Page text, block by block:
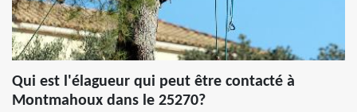
Qui est l'élagueur qui peut être contacté à
Montmahoux dans le 25270?